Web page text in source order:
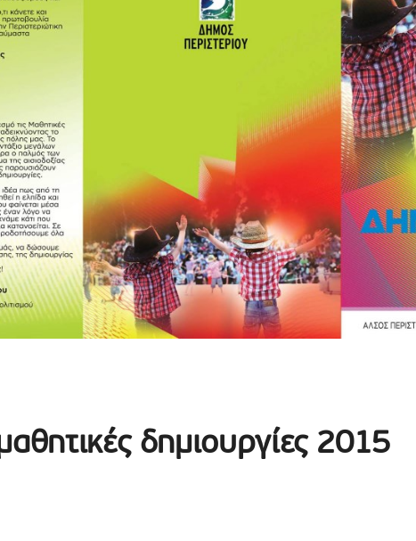
δημιουργίες 2015